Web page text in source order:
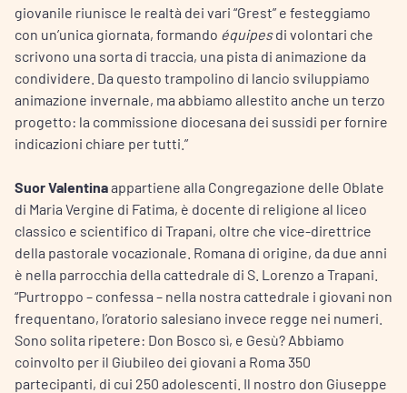
giovanile riunisce le realtà dei vari “Grest” e festeggiamo
con un’unica giornata, formando équipesdi volontari che
scrivono una sorta di traccia, una pista di animazione da
condividere. Da questo trampolino di lancio sviluppiamo
animazione invernale, ma abbiamo allestito anche un terzo
progetto: la commissione diocesana dei sussidi per fornire
indicazioni chiare per tutti.”
Suor Valentinaappartiene alla Congregazione delle Oblate
di Maria Vergine di Fatima, è docente di religione al liceo
classico e scientifico di Trapani, oltre che vice-direttrice
della pastorale vocazionale. Romana di origine, da due anni
è nella parrocchia della cattedrale di S. Lorenzo a Trapani.
“Purtroppo – confessa – nella nostra cattedrale i giovani non
frequentano, l’oratorio salesiano invece regge nei numeri.
Sono solita ripetere: Don Bosco sì, e Gesù? Abbiamo
coinvolto per il Giubileo dei giovani a Roma 350
partecipanti, di cui 250 adolescenti. Il nostro don Giuseppe